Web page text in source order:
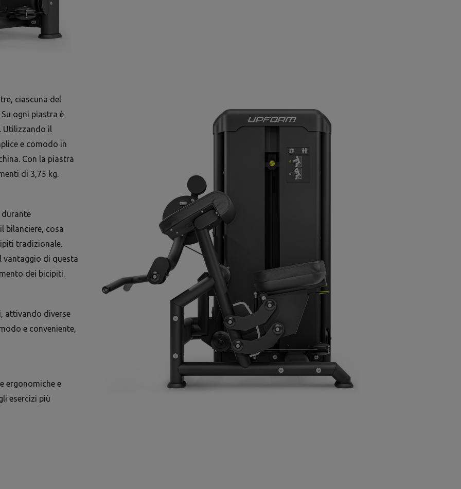
ciascuna del
ogni piastra è
Utilizzando il
e comodo in
Con la piastra
di 3,75 kg.
durante
bilanciere, cosa
tradizionale.
vantaggio di questa
dei bicipiti.
attivando diverse
e conveniente,
ergonomiche e
esercizi più